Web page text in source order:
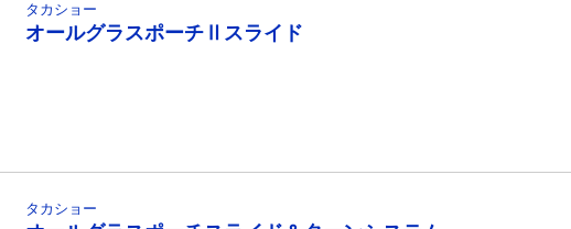
タカショー
オールグラスポーチⅡスライド
タカショー